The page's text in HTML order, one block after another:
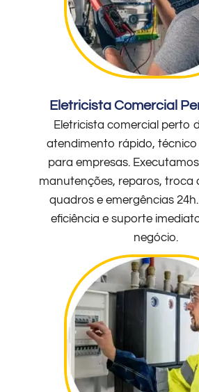
Eletricista Comercial
Eletricista comercial perto
atendimento rápido,
para empresas.
manutenções, reparos, troca
quadros e emergências
eficiência e suporte
negócio.